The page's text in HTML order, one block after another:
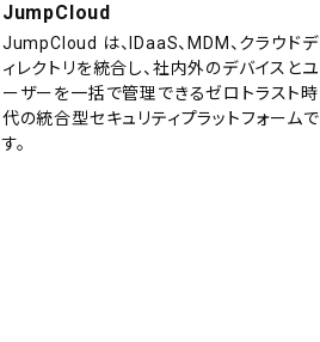
JumpCloud
JumpCloud は、IDaaS、MDM、クラウドデ
ィレクトリを統合し、社内外のデバイスとユ
ーザーを一括で管理できるゼロトラスト時
代の統合型セキュリティプラットフォームで
す。